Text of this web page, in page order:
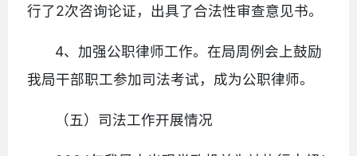
行了2次咨询论证，出具了合法性审查意见书。
4、加强公职律师工作。在局周例会上鼓励
我局干部职工参加司法考试，成为公职律师。
（五）司法工作开展情况